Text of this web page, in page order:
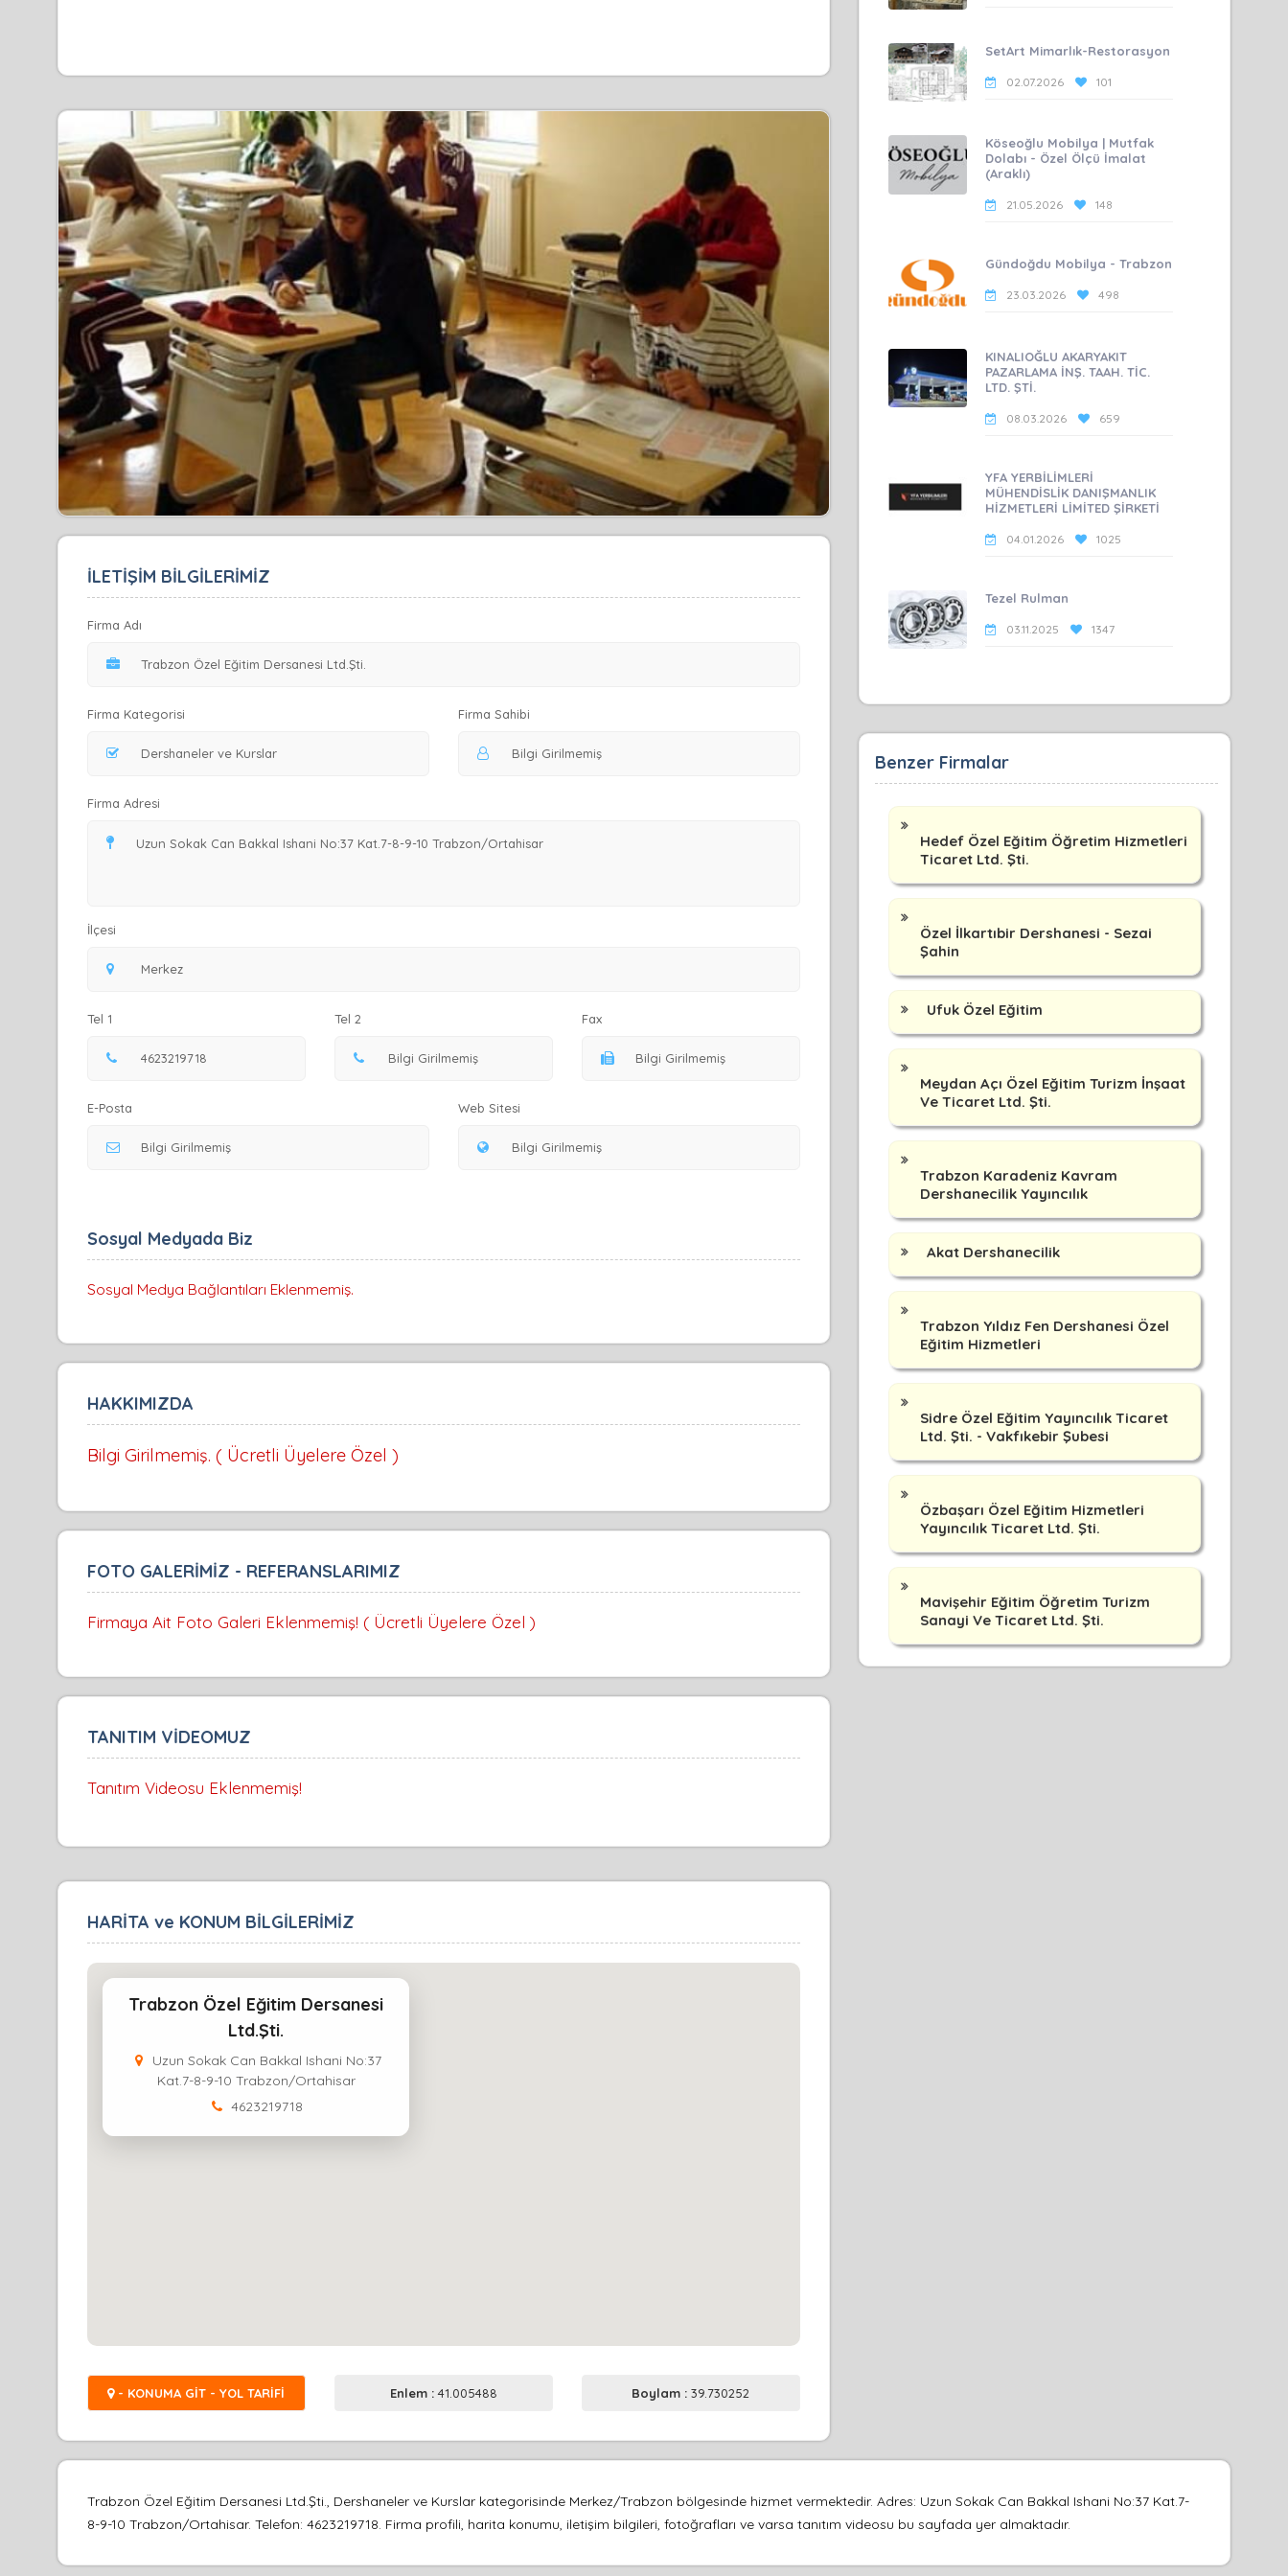
İLETİŞİM BİLGİLERİMİZ
Firma Adı
Firma Kategorisi Firma Sahibi
Firma Adresi
İlçesi
Tel 1 Tel 2 Fax
E-Posta Web Sitesi
Sosyal Medyada Biz
Sosyal Medya Bağlantıları Eklenmemiş.
HAKKIMIZDA
Bilgi Girilmemiş. ( Ücretli Üyelere Özel )
FOTO GALERİMİZ - REFERANSLARIMIZ
Firmaya Ait Foto Galeri Eklenmemiş! ( Ücretli Üyelere Özel )
TANITIM VİDEOMUZ
Tanıtım Videosu Eklenmemiş!
HARİTA ve KONUM BİLGİLERİMİZ
Trabzon Özel Eğitim Dersanesi
Ltd.Şti.
Uzun Sokak Can Bakkal Ishani No:37
Kat.7-8-9-10 Trabzon/Ortahisar
4623219718
- KONUMA GİT - YOL TARİFİ Enlem :41.005488 Boylam :39.730252
SetArt Mimarlık-Restorasyon
02.07.2026 101
Köseoğlu Mobilya | Mutfak
Dolabı - Özel Ölçü İmalat
(Araklı)
21.05.2026 148
Gündoğdu Mobilya - Trabzon
23.03.2026 498
KINALIOĞLU AKARYAKIT
PAZARLAMA İNŞ. TAAH. TİC.
LTD. ŞTİ.
08.03.2026 659
YFA YERBİLİMLERİ
MÜHENDİSLİK DANIŞMANLIK
HİZMETLERİ LİMİTED ŞİRKETİ
04.01.2026 1025
Tezel Rulman
03.11.2025 1347
Benzer Firmalar
Hedef Özel Eğitim Öğretim Hizmetleri
Ticaret Ltd. Şti.
Özel İlkartıbir Dershanesi - Sezai
Şahin
Ufuk Özel Eğitim
Meydan Açı Özel Eğitim Turizm İnşaat
Ve Ticaret Ltd. Şti.
Trabzon Karadeniz Kavram
Dershanecilik Yayıncılık
Akat Dershanecilik
Trabzon Yıldız Fen Dershanesi Özel
Eğitim Hizmetleri
Sidre Özel Eğitim Yayıncılık Ticaret
Ltd. Şti. - Vakfıkebir Şubesi
Özbaşarı Özel Eğitim Hizmetleri
Yayıncılık Ticaret Ltd. Şti.
Mavişehir Eğitim Öğretim Turizm
Sanayi Ve Ticaret Ltd. Şti.
Trabzon Özel Eğitim Dersanesi Ltd.Şti., Dershaneler ve Kurslar kategorisinde Merkez/Trabzon bölgesinde hizmet vermektedir. Adres: Uzun Sokak Can Bakkal Ishani No:37 Kat.7-
8-9-10 Trabzon/Ortahisar. Telefon: 4623219718. Firma profili, harita konumu, iletişim bilgileri, fotoğrafları ve varsa tanıtım videosu bu sayfada yer almaktadır.